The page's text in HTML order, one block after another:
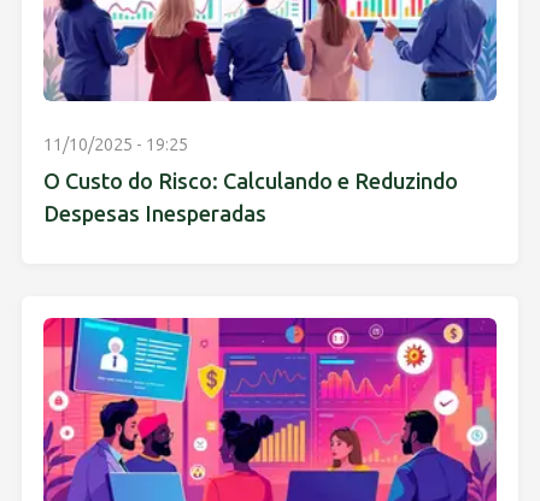
11/10/2025 - 19:25
O Custo do Risco: Calculando e Reduzindo
Despesas Inesperadas